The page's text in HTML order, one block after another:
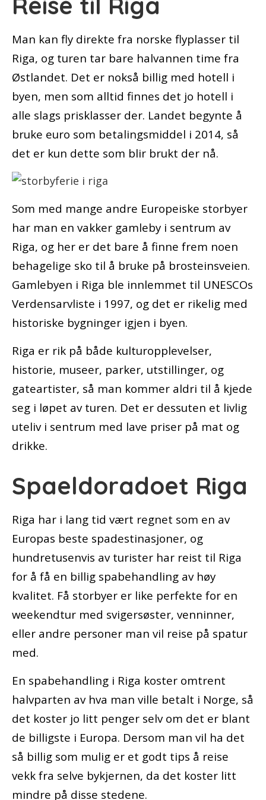
Man kan fly direkte fra norske flyplasser til
Riga, og turen tar bare halvannen time fra
Østlandet. Det er nokså billig med hotell i
byen, men som alltid finnes det jo hotell i
alle slags prisklasser der. Landet begynte å
bruke euro som betalingsmiddel i 2014, så
det er kun dette som blir brukt der nå.
Som med mange andre Europeiske storbyer
har man en vakker gamleby i sentrum av
Riga, og her er det bare å finne frem noen
behagelige sko til å bruke på brosteinsveien.
Gamlebyen i Riga ble innlemmet til UNESCOs
Verdensarvliste i 1997, og det er rikelig med
historiske bygninger igjen i byen.
Riga er rik på både kulturopplevelser,
historie, museer, parker, utstillinger, og
gateartister, så man kommer aldri til å kjede
seg i løpet av turen. Det er dessuten et livlig
uteliv i sentrum med lave priser på mat og
drikke.
Spaeldoradoet Riga
Riga har i lang tid vært regnet som en av
Europas beste spadestinasjoner, og
hundretusenvis av turister har reist til Riga
for å få en billig spabehandling av høy
kvalitet. Få storbyer er like perfekte for en
weekendtur med svigersøster, venninner,
eller andre personer man vil reise på spatur
med.
En spabehandling i Riga koster omtrent
halvparten av hva man ville betalt i Norge, så
det koster jo litt penger selv om det er blant
de billigste i Europa. Dersom man vil ha det
så billig som mulig er et godt tips å reise
vekk fra selve bykjernen, da det koster litt
mindre på disse stedene.